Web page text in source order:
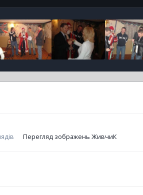
Перегляд зображень ЖивчиК